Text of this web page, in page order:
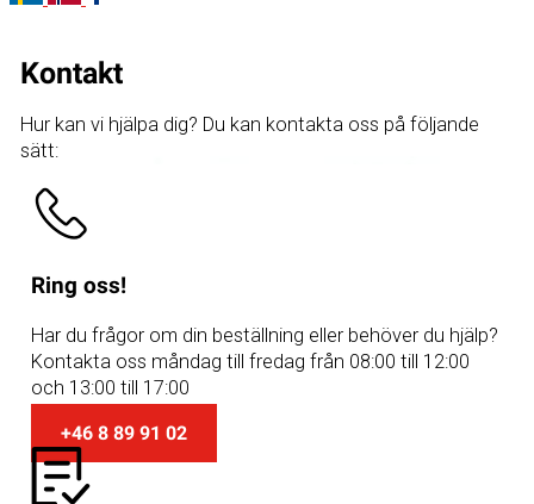
Kontakt
Hur kan vi hjälpa dig? Du kan kontakta oss på följande
sätt:
Ring oss!
Har du frågor om din beställning eller behöver du hjälp?
Kontakta oss måndag till fredag från 08:00 till 12:00
och 13:00 till 17:00
+46 8 89 91 02